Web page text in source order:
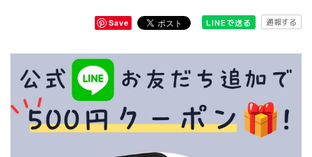
Save LINEで送る 通報する